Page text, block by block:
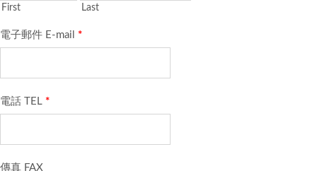
First Last
電子郵件 E-mail *
電話 TEL *
傳真 FAX